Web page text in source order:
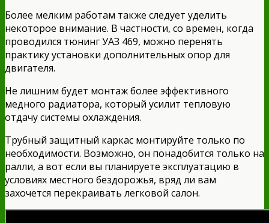
Более мелким работам также следует уделить
некоторое внимание. В частности, со времен, когда
проводился тюнинг УАЗ 469, можно перенять
практику установки дополнительных опор для
двигателя.
Не лишним будет монтаж более эффективного
медного радиатора, который усилит тепловую
отдачу системы охлаждения.
Трубный защитный каркас монтируйте только по
необходимости. Возможно, он понадобится только на
ралли, а вот если вы планируете эксплуатацию в
условиях местного бездорожья, вряд ли вам
захочется перекраивать легковой салон.